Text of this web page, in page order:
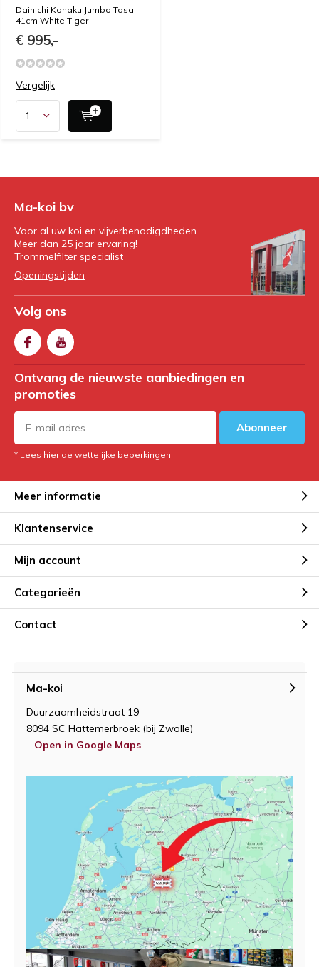
Dainichi Kohaku Jumbo Tosai
41cm White Tiger
€ 995,-
Vergelijk
Ma-koi bv
Voor al uw koi en vijverbenodigdheden
Meer dan 25 jaar ervaring!
Trommelfilter specialist
Openingstijden
Volg ons
Ontvang de nieuwste aanbiedingen en
promoties
Abonneer
* Lees hier de wettelijke beperkingen
Meer informatie
Klantenservice
Mijn account
Categorieën
Contact
Ma-koi
Duurzaamheidstraat 19
8094 SC Hattemerbroek (bij Zwolle)
Open in Google Maps